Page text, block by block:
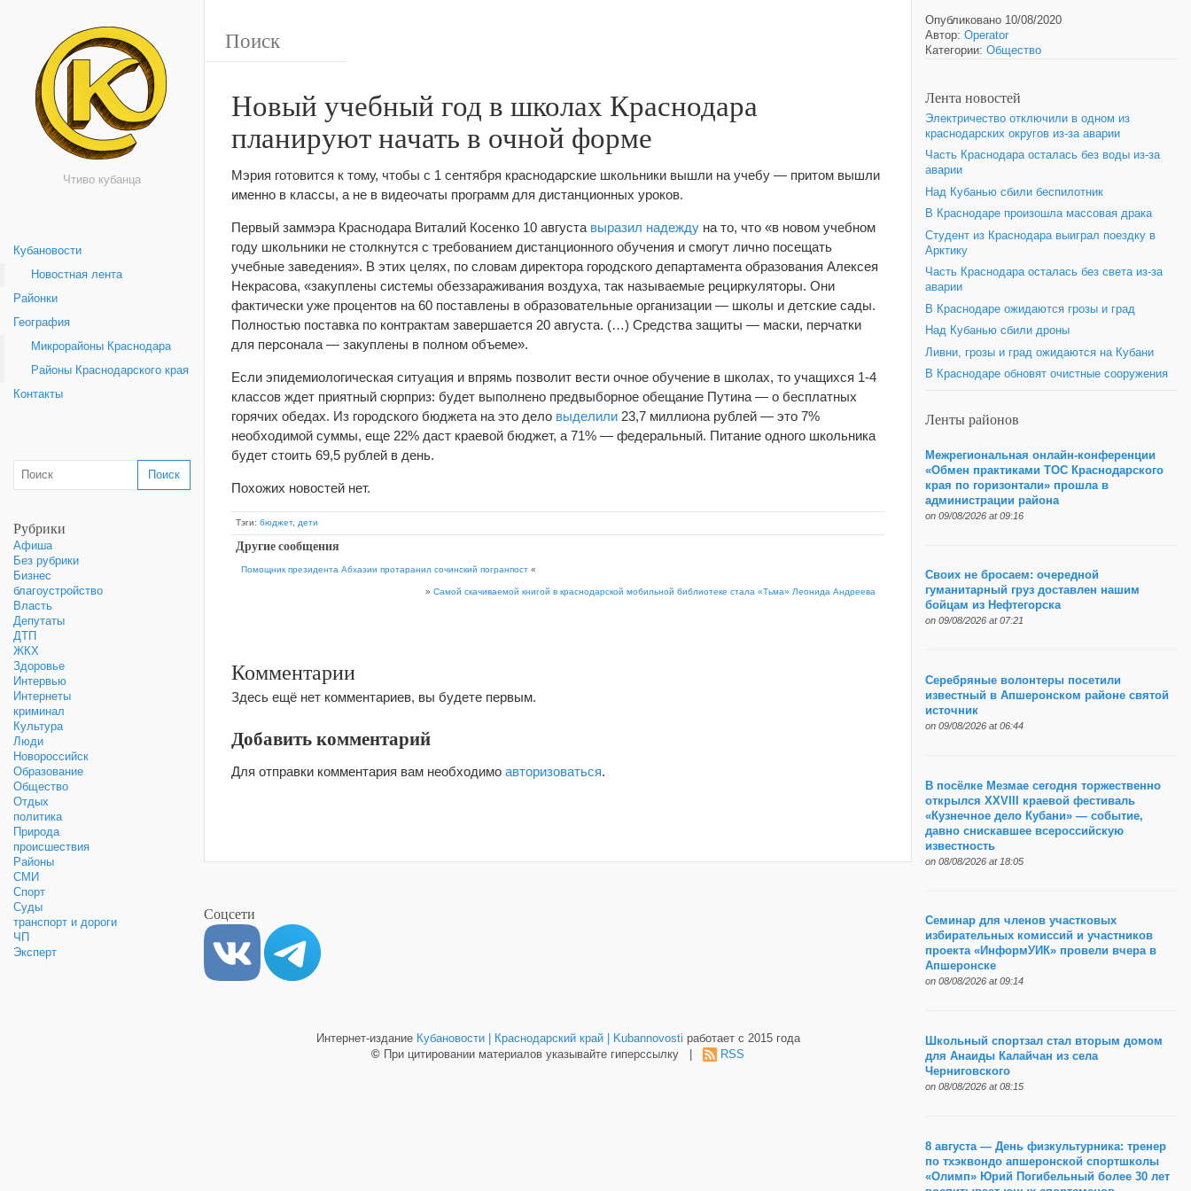
Чтиво кубанца
Кубановости
Новостная лента
Районки
География
Микрорайоны Краснодара
Районы Краснодарского края
Контакты
Рубрики
Афиша
Без рубрики
Бизнес
благоустройство
Власть
Депутаты
ДТП
ЖКХ
Здоровье
Интервью
Интернеты
криминал
Культура
Люди
Новороссийск
Образование
Общество
Отдых
политика
Природа
происшествия
Районы
СМИ
Спорт
Суды
транспорт и дороги
ЧП
Эксперт
Новый учебный год в школах Краснодара
планируют начать в очной форме
Мэрия готовится к тому, чтобы с 1 сентября краснодарские школьники вышли на учебу — притом вышли
именно в классы, а не в видеочаты программ для дистанционных уроков.
Первый заммэра Краснодара Виталий Косенко 10 августа выразил надежду на то, что «в новом учебном
году школьники не столкнутся с требованием дистанционного обучения и смогут лично посещать
учебные заведения». В этих целях, по словам директора городского департамента образования Алексея
Некрасова, «закуплены системы обеззараживания воздуха, так называемые рециркуляторы. Они
фактически уже процентов на 60 поставлены в образовательные организации — школы и детские сады.
Полностью поставка по контрактам завершается 20 августа. (…) Средства защиты — маски, перчатки
для персонала — закуплены в полном объеме».
Если эпидемиологическая ситуация и впрямь позволит вести очное обучение в школах, то учащихся 1-4
классов ждет приятный сюрприз: будет выполнено предвыборное обещание Путина — о бесплатных
горячих обедах. Из городского бюджета на это дело выделили 23,7 миллиона рублей — это 7%
необходимой суммы, еще 22% даст краевой бюджет, а 71% — федеральный. Питание одного школьника
будет стоить 69,5 рублей в день.
Похожих новостей нет.
Тэги: бюджет, дети
Другие сообщения
Помощник президента Абхазии протаранил сочинский погранпост «
» Самой скачиваемой книгой в краснодарской мобильной библиотеке стала «Тьма» Леонида Андреева
Комментарии
Здесь ещё нет комментариев, вы будете первым.
Добавить комментарий
Для отправки комментария вам необходимо авторизоваться.
Опубликовано 10/08/2020
Автор: Operator
Категории: Общество
Лента новостей
Электричество отключили в одном из
краснодарских округов из-за аварии
Часть Краснодара осталась без воды из-за
аварии
Над Кубанью сбили беспилотник
В Краснодаре произошла массовая драка
Студент из Краснодара выиграл поездку в
Арктику
Часть Краснодара осталась без света из-за
аварии
В Краснодаре ожидаются грозы и град
Над Кубанью сбили дроны
Ливни, грозы и град ожидаются на Кубани
В Краснодаре обновят очистные сооружения
Ленты районов
Межрегиональная онлайн-конференции
«Обмен практиками ТОС Краснодарского
края по горизонтали» прошла в
администрации района
on 09/08/2026 at 09:16
Своих не бросаем: очередной
гуманитарный груз доставлен нашим
бойцам из Нефтегорска
on 09/08/2026 at 07:21
Серебряные волонтеры посетили
известный в Апшеронском районе святой
источник
on 09/08/2026 at 06:44
В посёлке Мезмае сегодня торжественно
открылся XXVIII краевой фестиваль
«Кузнечное дело Кубани» — событие,
давно снискавшее всероссийскую
известность
on 08/08/2026 at 18:05
Семинар для членов участковых
избирательных комиссий и участников
проекта «ИнформУИК» провели вчера в
Апшеронске
on 08/08/2026 at 09:14
Школьный спортзал стал вторым домом
для Анаиды Калайчан из села
Черниговского
on 08/08/2026 at 08:15
8 августа — День физкультурника: тренер
по тхэквондо апшеронской спортшколы
«Олимп» Юрий Погибельный более 30 лет
Соцсети
Интернет-издание Кубановости | Краснодарский край | Kubannovosti работает с 2015 года
© При цитировании материалов указывайте гиперссылку | RSS